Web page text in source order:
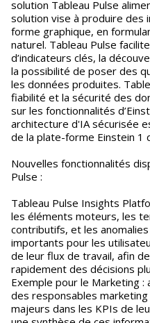
solution Tableau Pulse
solution vise à produire des
forme graphique, en
naturel. Tableau Pulse
d’indicateurs clés, la
la possibilité de poser des
les données produites.
fiabilité et la sécurité des
sur les fonctionnalités
architecture d'IA sécurisée
de la plate-forme Einstein 1
Nouvelles fonctionnalités
Pulse :
Tableau Pulse Insights
les éléments moteurs, les
contributifs, et les
importants pour les
de leur flux de travail, afin
rapidement des décisions
Exemple pour le Marketing
des responsables
majeurs dans les KPIs de